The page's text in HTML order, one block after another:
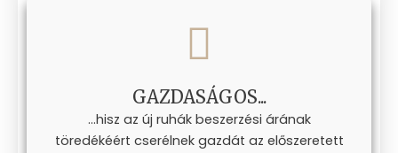
GAZDASÁGOS...
...hisz az új ruhák beszerzési árának
töredékéért cserélnek gazdát az előszeretett